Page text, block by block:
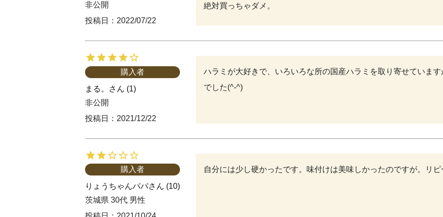
非公開
投稿日
2022/07/22
絶対買っちゃダメ。
まる。 1
購入者
非公開
投稿日
2021/12/22
ハラミが大好きで、いろいろな所の国産ハラミを取り寄せていま
でした(^-^)
りょうちゃんパパ 10
購入者
茨城県 30代 男性
自分には少し硬かったです。味付けは美味しかったのですが。リ